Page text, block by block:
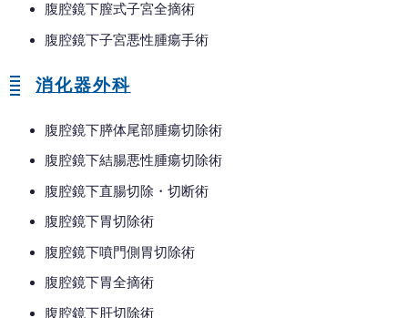
腹腔鏡下膣式子宮全摘術
腹腔鏡下子宮悪性腫瘍手術
消化器外科
腹腔鏡下膵体尾部腫瘍切除術
腹腔鏡下結腸悪性腫瘍切除術
腹腔鏡下直腸切除・切断術
腹腔鏡下胃切除術
腹腔鏡下噴門側胃切除術
腹腔鏡下胃全摘術
腹腔鏡下肝切除術